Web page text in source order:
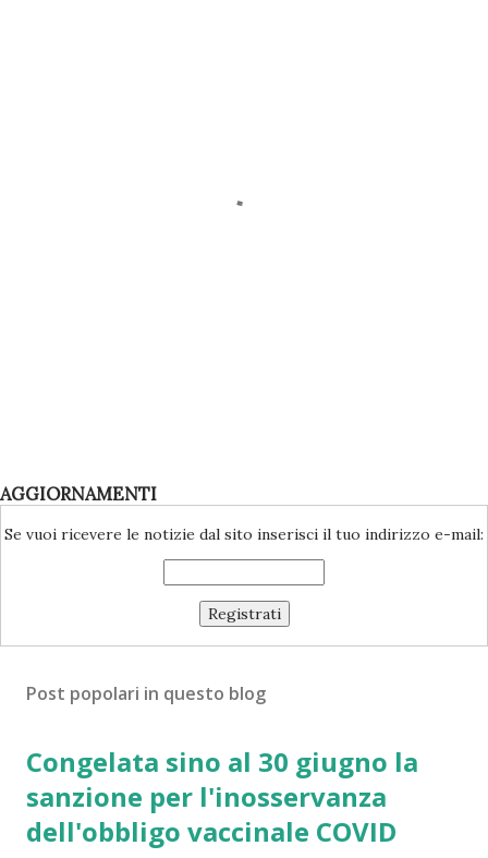
AGGIORNAMENTI
Se vuoi ricevere le notizie dal sito inserisci il tuo indirizzo e-mail:
Post popolari in questo blog
Congelata sino al 30 giugno la
sanzione per l'inosservanza
dell'obbligo vaccinale COVID